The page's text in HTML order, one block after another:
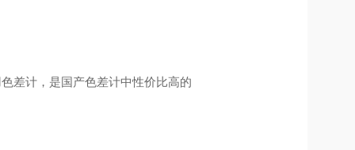
差计，是国产色差计中性价比高的